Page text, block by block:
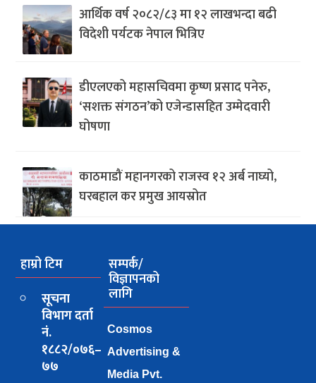
आर्थिक वर्ष २०८२/८३ मा १२ लाखभन्दा बढी
विदेशी पर्यटक नेपाल भित्रिए
डीएलएको महासचिवमा कृष्ण प्रसाद पनेरु,
‘सशक्त संगठन’को एजेन्डासहित उम्मेदवारी
घोषणा
काठमाडौं महानगरको राजस्व १२ अर्ब नाघ्यो,
घरबहाल कर प्रमुख आयस्रोत
हाम्रो टिम
सूचना
विभाग दर्ता
नं.
१८८२/०७६–
७७
सम्पर्क/
विज्ञापनको
लागि
Cosmos
Advertising &
Media Pvt.